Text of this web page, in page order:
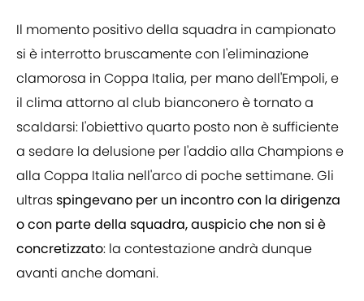
Il momento positivo della squadra in campionato
si è interrotto bruscamente con l'eliminazione
clamorosa in Coppa Italia, per mano dell'Empoli, e
il clima attorno al club bianconero è tornato a
scaldarsi: l'obiettivo quarto posto non è sufficiente
a sedare la delusione per l'addio alla Champions e
alla Coppa Italia nell'arco di poche settimane. Gli
ultrasspingevano per un incontro con la dirigenza
o con parte della squadra, auspicio che non si è
concretizzato: la contestazione andrà dunque
avanti anche domani.